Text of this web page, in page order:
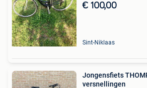
€ 100,00
Sint-Niklaas
Jongensfiets
versnellingen